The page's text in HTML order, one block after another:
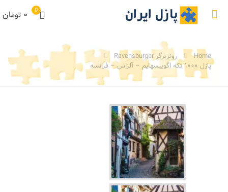
0 ۰ تومان
Home
رونزبرگر Ravensburger
پازل ۱۰۰۰ تکه اگوییسهایم – آلزاس – فرانسه